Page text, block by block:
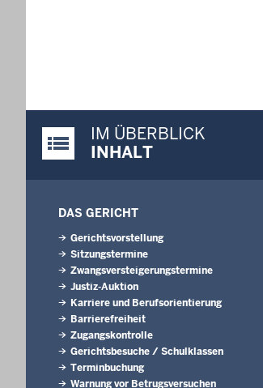
Justiz-Portal im Überblick:
IM ÜBERBLICK
INHALT
DAS GERICHT
Gerichtsvorstellung
Sitzungstermine
Zwangsversteigerungs­termine
Justiz-Auktion
Karriere und Berufsorientierung
Barrierefreiheit
Zugangskontrolle
Gerichtsbesuche / Schulklassen
Terminbuchung
Warnung vor Betrugsversuchen